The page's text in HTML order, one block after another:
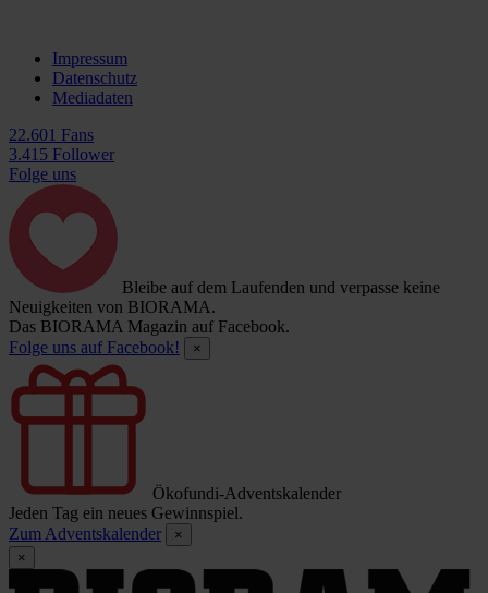
Impressum
Datenschutz
Mediadaten
22.601 Fans
3.415 Follower
Folge uns
Bleibe auf dem Laufenden und verpasse keine
Neuigkeiten von BIORAMA.
Das BIORAMA Magazin auf Facebook.
Folge uns auf Facebook!
×
Ökofundi-Adventskalender
Jeden Tag ein neues Gewinnspiel.
Zum Adventskalender
×
×